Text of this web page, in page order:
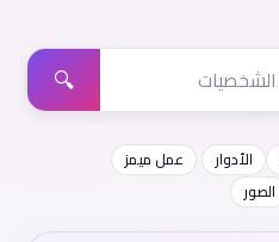
🔍
الأدوار
عمل ميمز
الصور